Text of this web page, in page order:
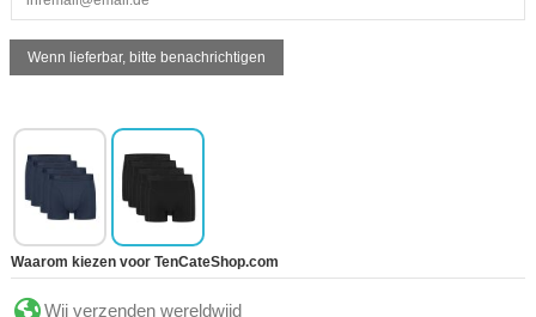
Waarom kiezen voor TenCateShop.com
Wij verzenden wereldwijd